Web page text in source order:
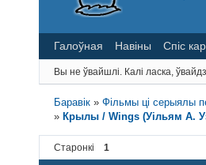
Галоўная Навіны Спіс
Вы не ўвайшлі. Калі ласка,
Баравік »Фільмы ці серыялы
» Крылы / Wings (Уільям А.
Старонкі 1